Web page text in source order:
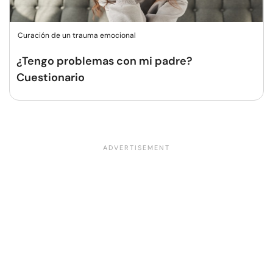
Curación de un trauma emocional
¿Tengo problemas con mi padre?
Cuestionario